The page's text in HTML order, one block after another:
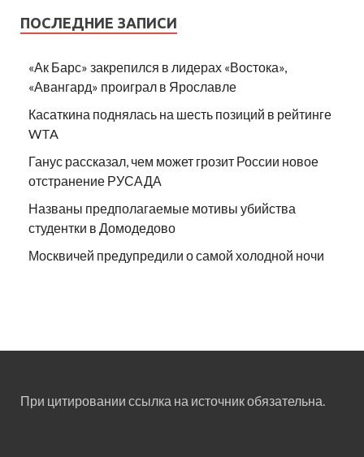
ПОСЛЕДНИЕ ЗАПИСИ
«Ак Барс» закрепился в лидерах «Востока»,
«Авангард» проиграл в Ярославле
Касаткина поднялась на шесть позиций в рейтинге
WTA
Ганус рассказал, чем может грозит России новое
отстранение РУСАДА
Названы предполагаемые мотивы убийства
студентки в Домодедово
Москвичей предупредили о самой холодной ночи
При цитировании ссылка на источник обязательна.